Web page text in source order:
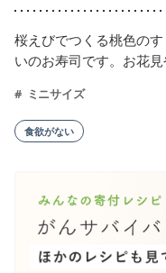
桜えびでつくる桃色の
いのお寿司です。お花見
ミニサイズ
食欲がない